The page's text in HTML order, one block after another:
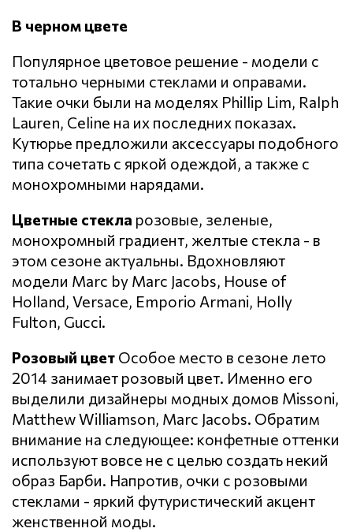
В черном цвете
Популярное цветовое решение - модели с
тотально черными стеклами и оправами.
Такие очки были на моделях Phillip Lim, Ralph
Lauren, Celine на их последних показах.
Кутюрье предложили аксессуары подобного
типа сочетать с яркой одеждой, а также с
монохромными нарядами.
Цветные стекла розовые, зеленые,
монохромный градиент, желтые стекла - в
этом сезоне актуальны. Вдохновляют
модели Marc by Marc Jacobs, House of
Holland, Versace, Emporio Armani, Holly
Fulton, Gucci.
Розовый цвет Особое место в сезоне лето
2014 занимает розовый цвет. Именно его
выделили дизайнеры модных домов Missoni,
Matthew Williamson, Marc Jacobs. Обратим
внимание на следующее: конфетные оттенки
используют вовсе не с целью создать некий
образ Барби. Напротив, очки с розовыми
стеклами - яркий футуристический акцент
женственной моды.